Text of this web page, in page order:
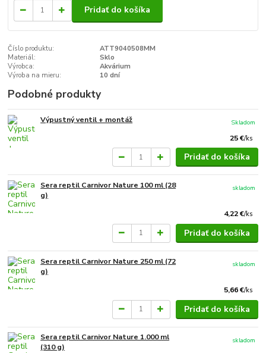
Pridať do košíka
Číslo produktu:
ATT9040508MM
Materiál:
Sklo
Výrobca:
Akvárium
Výroba na mieru:
10 dní
Podobné produkty
Výpustný ventil + montáž
25 €/ks
Skladom
Pridať do košíka
Sera reptil Carnivor Nature 100 ml (28
g)
4,22 €/ks
skladom
Pridať do košíka
Sera reptil Carnivor Nature 250 ml (72
g)
5,66 €/ks
skladom
Pridať do košíka
Sera reptil Carnivor Nature 1.000 ml
(310 g)
skladom